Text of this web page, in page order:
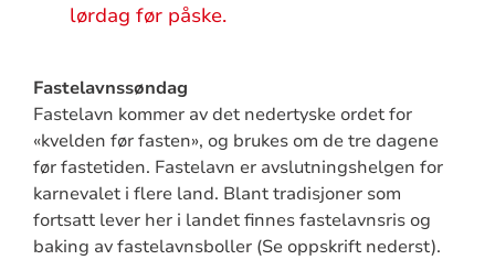
lørdag før påske.
Fastelavnssøndag
Fastelavn kommer av det nedertyske ordet for
«kvelden før fasten», og brukes om de tre dagene
før fastetiden. Fastelavn er avslutningshelgen for
karnevalet i flere land. Blant tradisjoner som
fortsatt lever her i landet finnes fastelavnsris og
baking av fastelavnsboller (Se oppskrift nederst).